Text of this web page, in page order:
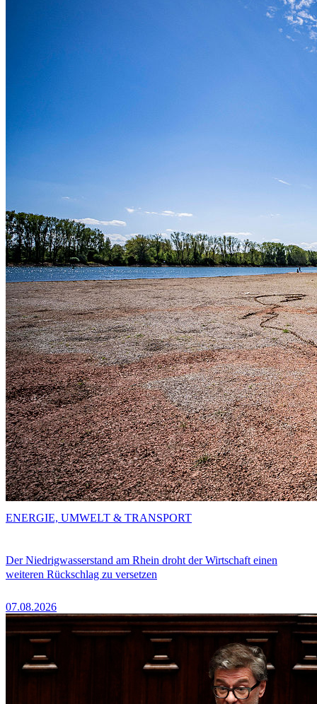
Der Niedrigwasserstand am Rhein droht der Wirtschaft einen
weiteren Rückschlag zu versetzen
07.08.2026
ENERGIE, UMWELT & TRANSPORT